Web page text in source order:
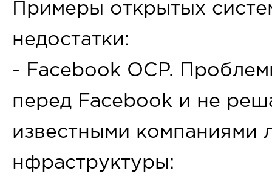
Примеры открытых
недостатки:
- Facebook OCP.
перед Facebook и не
известными компаниями
нфраструктуры: